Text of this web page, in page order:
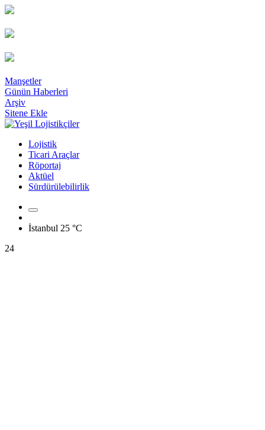
Manşetler
Günün Haberleri
Arşiv
Sitene Ekle
Lojistik
Ticari Araçlar
Röportaj
Aktüel
Sürdürülebilirlik
İstanbul 25 °C
24